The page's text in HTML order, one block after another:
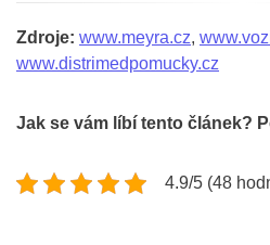
Zdroje: www.meyra.cz,
www.distrimedpomucky.cz
Jak se vám líbí tento článek?
4.9/5 (48